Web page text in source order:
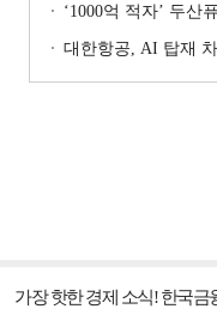
‘1000억 적자’ 두산퓨
대한항공, AI 탑재
가장 핫한 경제 소식! 한국금